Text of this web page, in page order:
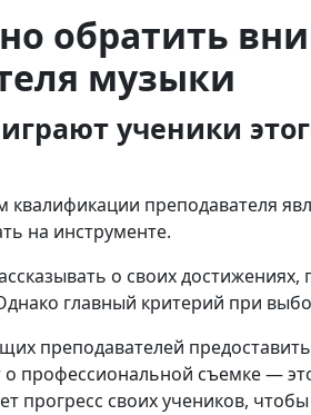
обратить
музыки
ученики
преподавателя
на инструменте.
о своих
главный критерий при
преподавателей
о профессиональной съемке —
прогресс своих учеников,